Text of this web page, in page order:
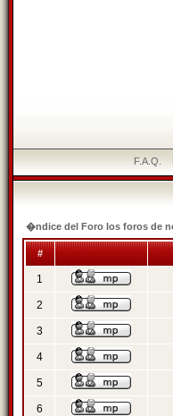
F.A.Q.
�ndice del Foro los foros de
#
1
2
3
4
5
6